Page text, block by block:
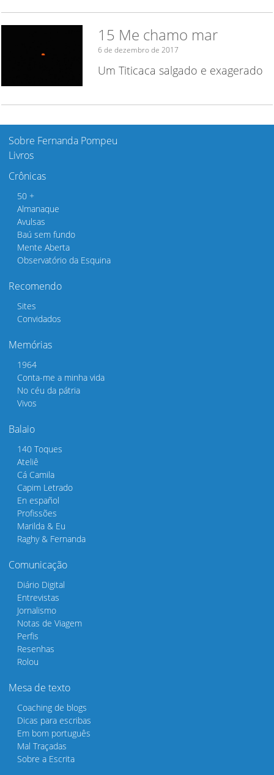
15 Me chamo mar
6 de dezembro de 2017
Um Titicaca salgado e exagerado
Sobre Fernanda Pompeu
Livros
Crônicas
50 +
Almanaque
Avulsas
Baú sem fundo
Mente Aberta
Observatório da Esquina
Recomendo
Sites
Convidados
Memórias
1964
Conta-me a minha vida
No céu da pátria
Vivos
Balaio
140 Toques
Ateliê
Cá Camila
Capim Letrado
En español
Profissões
Marilda & Eu
Raghy & Fernanda
Comunicação
Diário Digital
Entrevistas
Jornalismo
Notas de Viagem
Perfis
Resenhas
Rolou
Mesa de texto
Coaching de blogs
Dicas para escribas
Em bom português
Mal Traçadas
Sobre a Escrita